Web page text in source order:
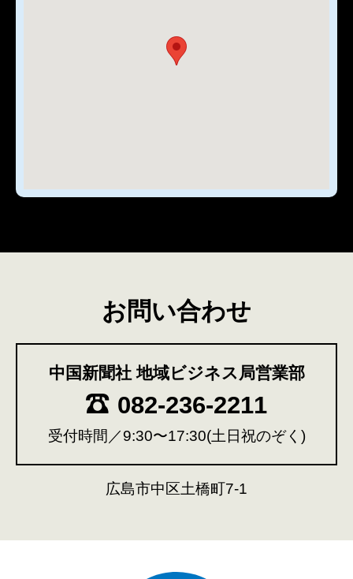
お問い合わせ
中国新聞社 地域ビジネス局営業部
082-236-2211
受付時間／9:30〜17:30(土日祝のぞく)
広島市中区土橋町7-1